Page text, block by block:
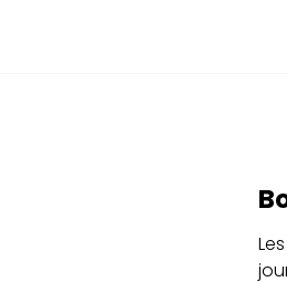
Les